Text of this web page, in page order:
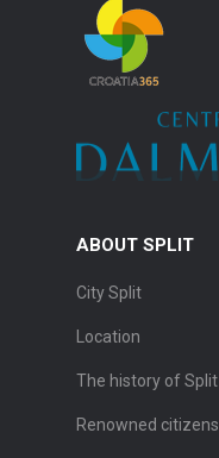
ABOUT SPLIT
City Split
Location
The history of Split
Renowned citizens